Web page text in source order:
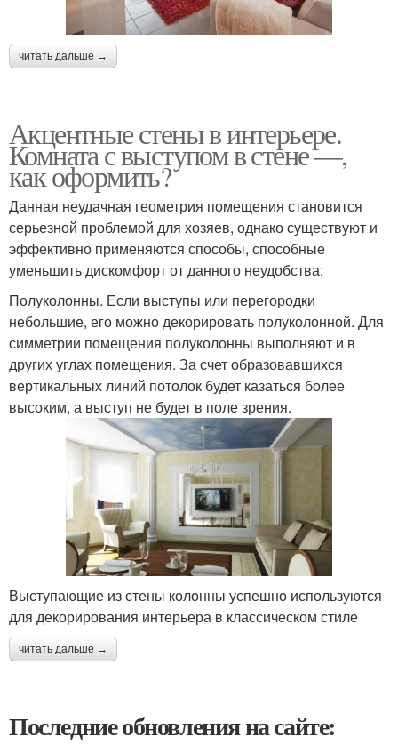
читать дальше →
Акцентные стены в интерьере.
Комната с выступом в стене —,
как оформить?
Данная неудачная геометрия помещения становится
серьезной проблемой для хозяев, однако существуют и
эффективно применяются способы, способные
уменьшить дискомфорт от данного неудобства:
Полуколонны. Если выступы или перегородки
небольшие, его можно декорировать полуколонной. Для
симметрии помещения полуколонны выполняют и в
других углах помещения. За счет образовавшихся
вертикальных линий потолок будет казаться более
высоким, а выступ не будет в поле зрения.
Выступающие из стены колонны успешно используются
для декорирования интерьера в классическом стиле
читать дальше →
Последние обновления на сайте: